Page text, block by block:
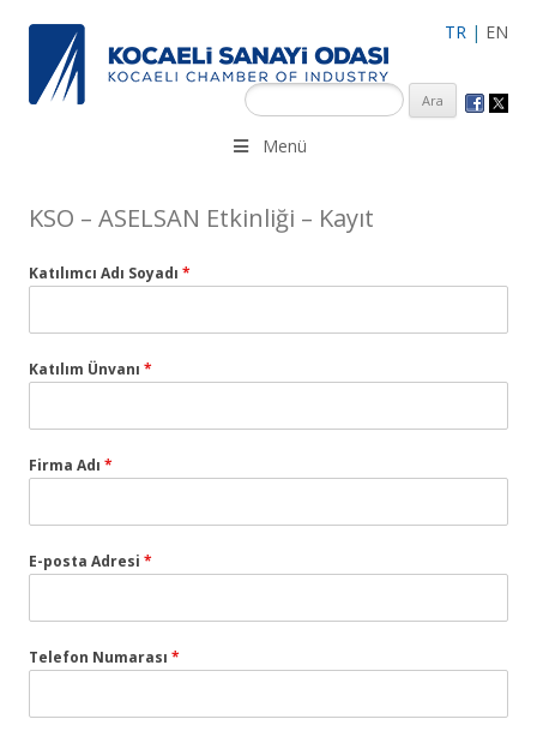
TR | EN
KSO 3500’ü aşkın sanayi kuruluşuna uzman çalışanları ile İzmit
Merkez, Çayırova, Dilovası, Gebze ve İMES OSB’deki ofisleri ile
Menü
KSO – ASELSAN Etkinliği – Kayıt
Katılımcı Adı Soyadı *
Katılım Ünvanı *
Firma Adı *
E-posta Adresi *
Telefon Numarası *